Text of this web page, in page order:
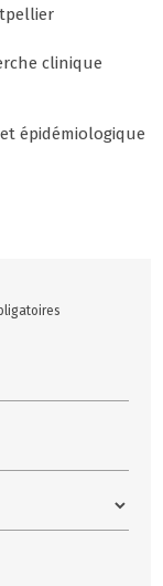
clinique
épidémiologique